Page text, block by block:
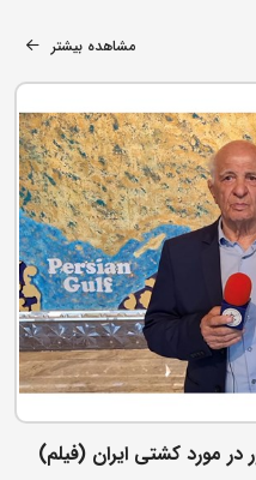
مشاهده بیشتر
مورد کشتی ایران (فیلم)